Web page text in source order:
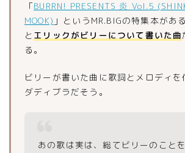
「BURRN! PRESENTS 炎 Vol.5
MOOK) 」というMR.BIGの特集本があ
と エリックがビリーについて書いた曲
る。
ビリーが書いた曲に歌詞とメロディ
ダディブラだそう。
あの歌は実は、総てビリーのこと